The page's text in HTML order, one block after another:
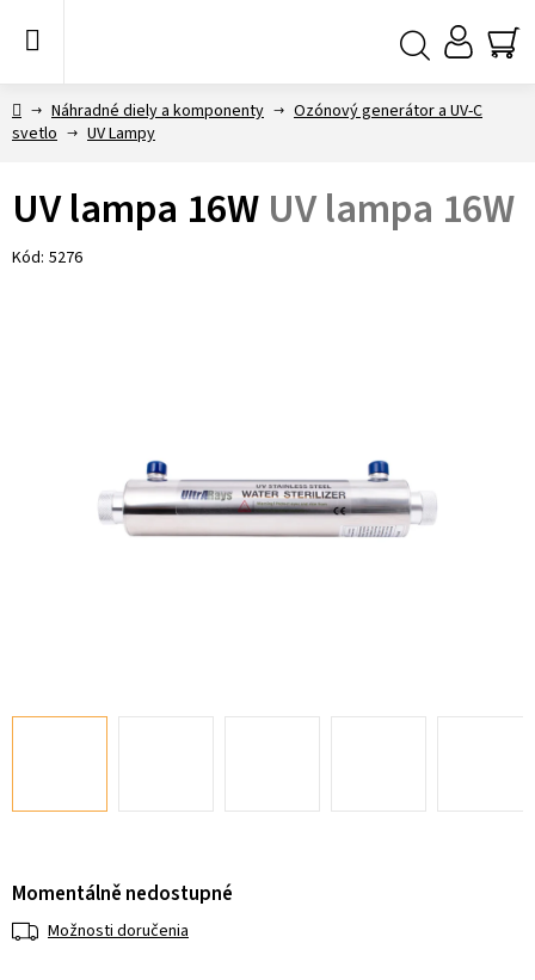
DomovNáhradné diely a komponenty
Ozónový generátor a UV-C
svetlo
UV Lampy
Momentálně nedostupné
Možnosti doručenia
UV lampa 16W UV lampa 16W
Kód: 5276